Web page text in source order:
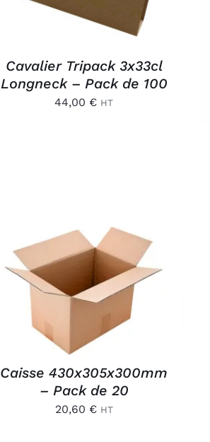
Cavalier Tripack 3x33cl
Longneck – Pack de 100
44,00 € HT
AJOUTER AU PANIER
/
APERÇU
Caisse 430x305x300mm
– Pack de 20
20,60 € HT